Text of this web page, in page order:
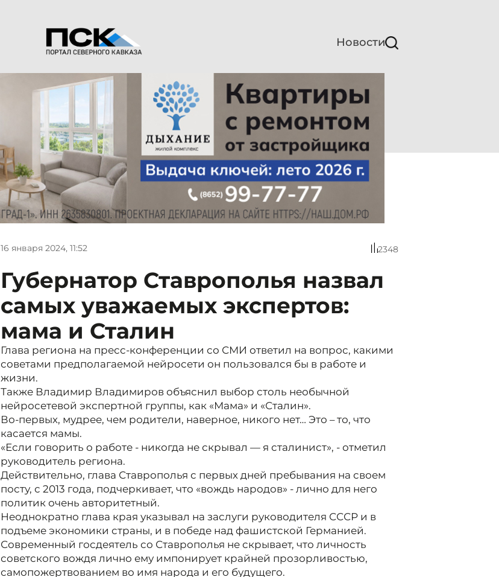
Новости
16 января 2024, 11:52 2348
Губернатор Ставрополья назвал
самых уважаемых экспертов:
мама и Сталин
Глава региона на пресс-конференции со СМИ ответил на вопрос, какими
советами предполагаемой нейросети он пользовался бы в работе и
жизни.
Также Владимир Владимиров объяснил выбор столь необычной
нейросетевой экспертной группы, как «Мама» и «Сталин».
Во-первых, мудрее, чем родители, наверное, никого нет… Это – то, что
касается мамы.
«Если говорить о работе - никогда не скрывал — я сталинист», - отметил
руководитель региона.
Действительно, глава Ставрополья с первых дней пребывания на своем
посту, с 2013 года, подчеркивает, что «вождь народов» - лично для него
политик очень авторитетный.
Неоднократно глава края указывал на заслуги руководителя СССР и в
подъеме экономики страны, и в победе над фашистской Германией.
Современный госдеятель со Ставрополья не скрывает, что личность
советского вождя лично ему импонирует крайней прозорливостью,
самопожертвованием во имя народа и его будущего.